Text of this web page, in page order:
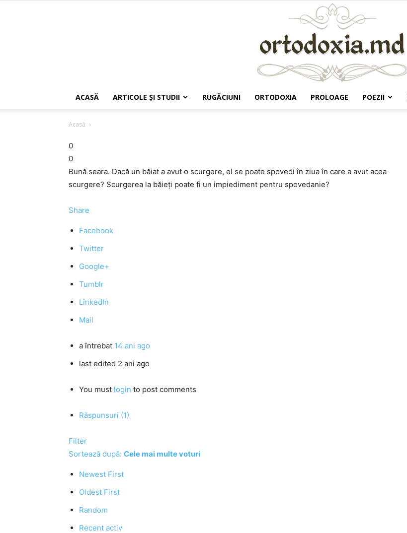
ACASĂ ARTICOLE ŞI STUDII RUGĂCIUNI ORTODOXIA PROLOAGE POEZII
Acasă
0
0
Bună seara. Dacă un băiat a avut o scurgere, el se poate spovedi în ziua în care a avut acea
scurgere? Scurgerea la băieţi poate fi un impiediment pentru spovedanie?
Share
Facebook
Twitter
Google+
Tumblr
LinkedIn
Mail
a întrebat 14 ani ago
last edited 2 ani ago
You must login to post comments
Răspunsuri (1)
Filter
Sortează după: Cele mai multe voturi
Newest First
Oldest First
Random
Recent activ